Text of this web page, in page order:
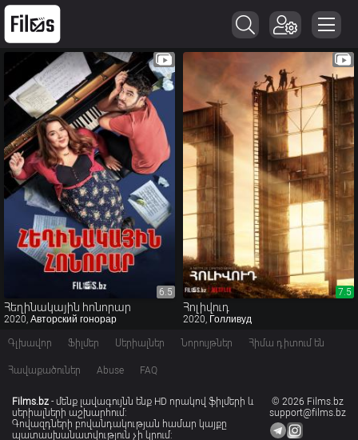
6.5
6.5
Հեղինակային հոնորար
2020, Авторский гонорар
7.5
7.5
Հոլիվուդ
2020, Голливуд
Գլխավոր Ֆիլմեր Սերիալներ Նորույթներ Հիմա դիտում են
Հավաքածուներ Abuse FAQ
© 2026 Films.bz
support@films.bz
Films.bz - մենք լավագույնն ենք HD որակով ֆիլմերի և
սերիալների աշխարհում:
Գովազդների բովանդակության համար կայքը
պատասխանատվություն չի կրում: